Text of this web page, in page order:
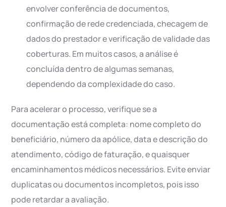
envolver conferência de documentos,
confirmação de rede credenciada, checagem de
dados do prestador e verificação de validade das
coberturas. Em muitos casos, a análise é
concluída dentro de algumas semanas,
dependendo da complexidade do caso.
Para acelerar o processo, verifique se a
documentação está completa: nome completo do
beneficiário, número da apólice, data e descrição do
atendimento, código de faturação, e quaisquer
encaminhamentos médicos necessários. Evite enviar
duplicatas ou documentos incompletos, pois isso
pode retardar a avaliação.